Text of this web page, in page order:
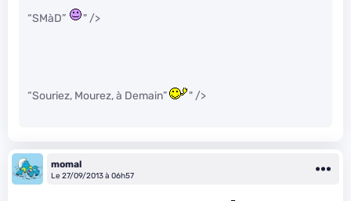
“SMàD” " />
“Souriez, Mourez, à Demain” " />
momal
Le 27/09/2013 à 06h57